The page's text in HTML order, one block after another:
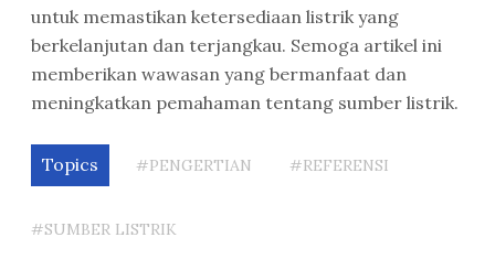
untuk memastikan ketersediaan listrik yang
berkelanjutan dan terjangkau. Semoga artikel ini
memberikan wawasan yang bermanfaat dan
meningkatkan pemahaman tentang sumber listrik.
Topics #PENGERTIAN #REFERENSI
#SUMBER LISTRIK